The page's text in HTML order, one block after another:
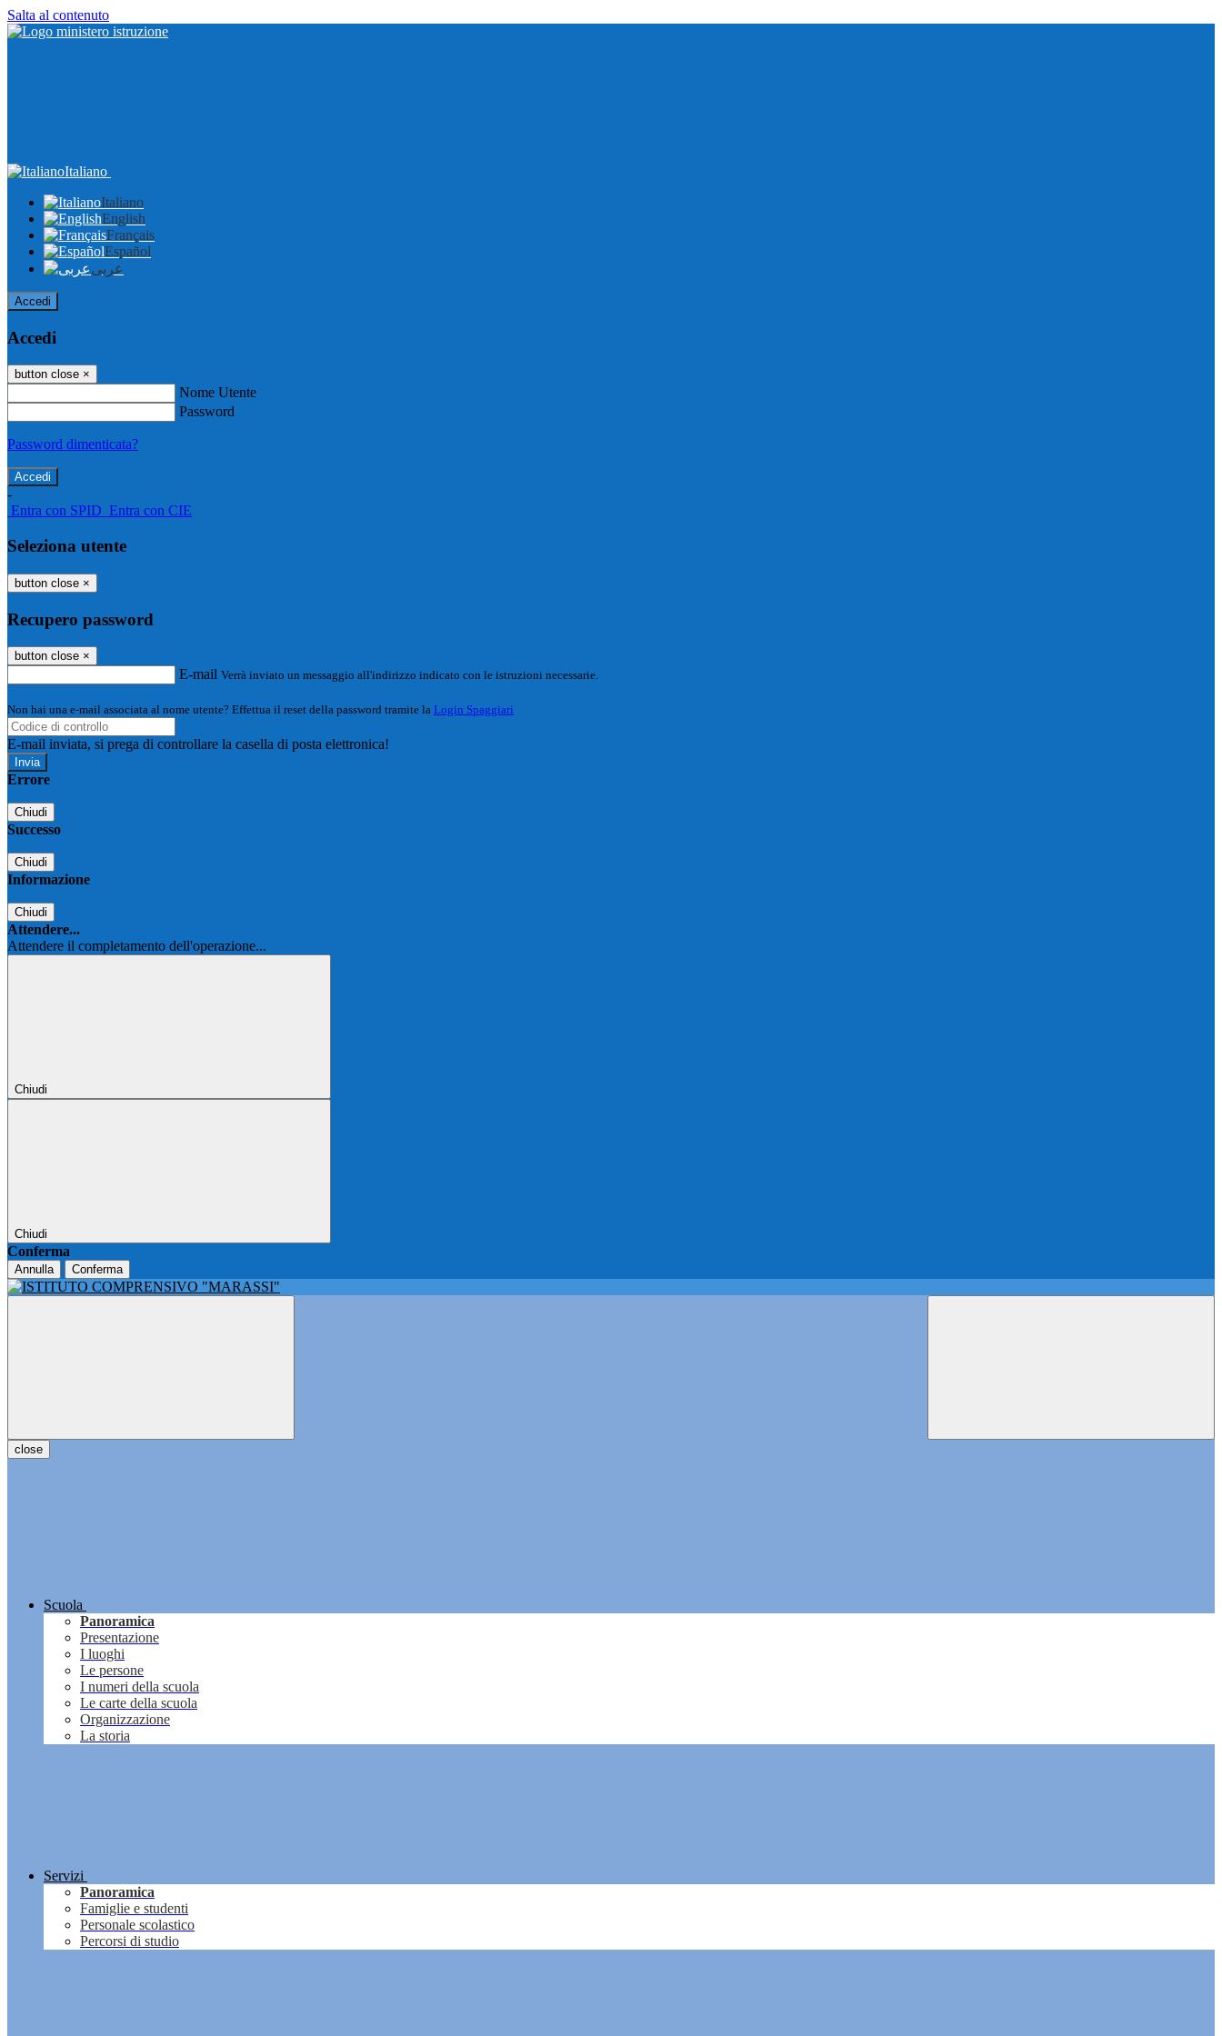
Salta al contenuto
Italiano
Italiano
English
Français
Español
عربى
Accedi
Accedi
button close ×
Nome Utente
Password
Password dimenticata?
-
Entra con SPID Entra con CIE
Seleziona utente
button close ×
Recupero password
button close ×
E-mail Verrà inviato un messaggio all'indirizzo indicato con le istruzioni necessarie.
Non hai una e-mail associata al nome utente? Effettua il reset della password tramite la Login Spaggiari
E-mail inviata, si prega di controllare la casella di posta elettronica!
Errore
Chiudi
Successo
Chiudi
Informazione
Chiudi
Attendere...
Attendere il completamento dell'operazione...
Chiudi
Chiudi
Conferma
Annulla Conferma
close
Scuola
Panoramica
Presentazione
I luoghi
Le persone
I numeri della scuola
Le carte della scuola
Organizzazione
La storia
Servizi
Panoramica
Famiglie e studenti
Personale scolastico
Percorsi di studio